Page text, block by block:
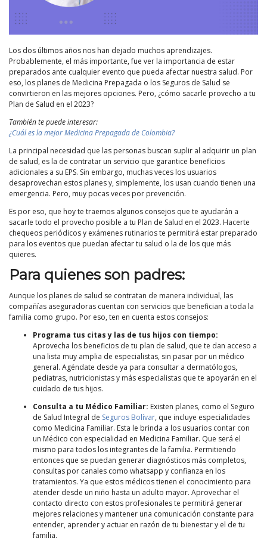
Los dos últimos años nos han dejado muchos aprendizajes.
Probablemente, el más importante, fue ver la importancia de estar
preparados ante cualquier evento que pueda afectar nuestra salud. Por
eso, los planes de Medicina Prepagada o los Seguros de Salud se
convirtieron en las mejores opciones. Pero, ¿cómo sacarle provecho a tu
Plan de Salud en el 2023?
También te puede interesar:
¿Cuál es la mejor Medicina Prepagada de Colombia?
La principal necesidad que las personas buscan suplir al adquirir un plan
de salud, es la de contratar un servicio que garantice beneficios
adicionales a su EPS. Sin embargo, muchas veces los usuarios
desaprovechan estos planes y, simplemente, los usan cuando tienen una
emergencia. Pero, muy pocas veces por prevención.
Es por eso, que hoy te traemos algunos consejos que te ayudarán a
sacarle todo el provecho posible a tu Plan de Salud en el 2023. Hacerte
chequeos periódicos y exámenes rutinarios te permitirá estar preparado
para los eventos que puedan afectar tu salud o la de los que más
quieres.
Para quienes son padres:
Aunque los planes de salud se contratan de manera individual, las
compañías aseguradoras cuentan con servicios que benefician a toda la
familia como grupo. Por eso, ten en cuenta estos consejos:
Programa tus citas y las de tus hijos con tiempo:
Aprovecha los beneficios de tu plan de salud, que te dan acceso a
una lista muy amplia de especialistas, sin pasar por un médico
general. Agéndate desde ya para consultar a dermatólogos,
pediatras, nutricionistas y más especialistas que te apoyarán en el
cuidado de tus hijos.
Consulta a tu Médico Familiar: Existen planes, como el Seguro
de Salud Integral de Seguros Bolívar, que incluye especialidades
como Medicina Familiar. Esta le brinda a los usuarios contar con
un Médico con especialidad en Medicina Familiar. Que será el
mismo para todos los integrantes de la familia. Permitiendo
entonces que se puedan generar diagnósticos más completos,
consultas por canales como whatsapp y confianza en los
tratamientos. Ya que estos médicos tienen el conocimiento para
atender desde un niño hasta un adulto mayor. Aprovechar el
contacto directo con estos profesionales te permitirá generar
mejores relaciones y mantener una comunicación constante para
entender, aprender y actuar en razón de tu bienestar y el de tu
familia.